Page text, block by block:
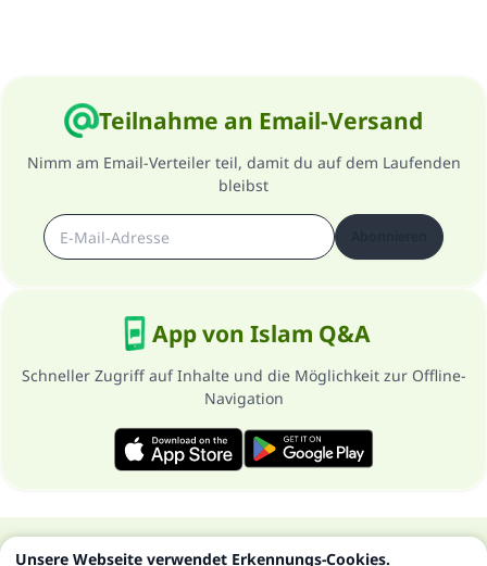
Teilnahme an Email-Versand
Nimm am Email-Verteiler teil, damit du auf dem Laufenden
bleibst
App von Islam Q&A
Schneller Zugriff auf Inhalte und die Möglichkeit zur Offline-
Navigation
Über die SeiteDatenschutzrichtlinien
Unsere Webseite verwendet Erkennungs-Cookies.